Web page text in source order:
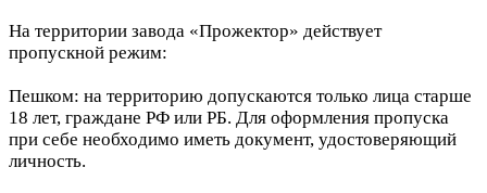
На территории завода «Прожектор» действует
пропускной режим:
Пешком: на территорию допускаются только лица старше
18 лет, граждане РФ или РБ. Для оформления пропуска
при себе необходимо иметь документ, удостоверяющий
личность.